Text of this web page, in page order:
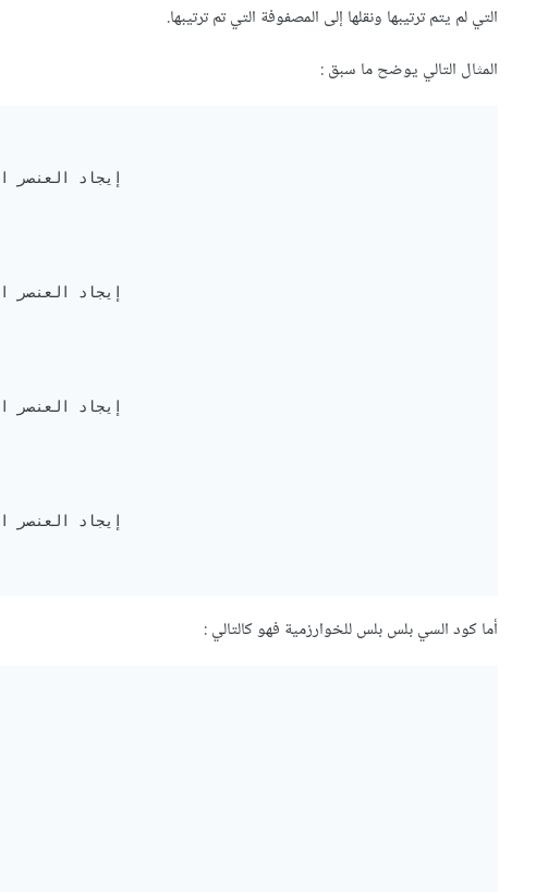
التي لم يتم ترتيبها ونقلها إلى المصفوفة التي تم ترتيبها.
المثال التالي يوضح ما سبق :
أما كود السي بلس بلس للخوارزمية فهو كالتالي :